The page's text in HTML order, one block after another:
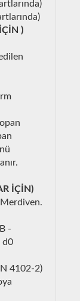
)
İÇİN)
Merdiven.
-
d0
4102-2)